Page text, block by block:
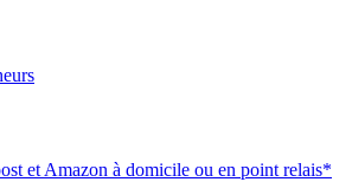
et Amazon à domicile ou en point relais*